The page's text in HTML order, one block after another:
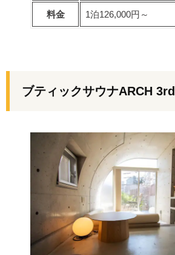
料金 1泊126,000円～
ブティックサウナARCH 3rd